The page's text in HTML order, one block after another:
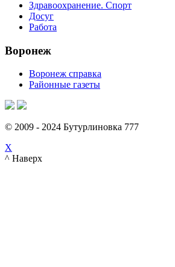
Здравоохранение. Спорт
Досуг
Работа
Воронеж
Воронеж справка
Районные газеты
© 2009 - 2024 Бутурлиновка 777
X
^ Наверх